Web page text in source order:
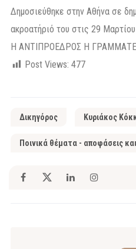
Δημοσιεύθηκε στην Αθήνα σε
ακροατήριό του στις 29
Η ΑΝΤΙΠΡΟΕΔΡΟΣ Η
Post Views: 477
Δικηγόρος Κυριάκος
Ποινικά θέματα - αποφάσεις